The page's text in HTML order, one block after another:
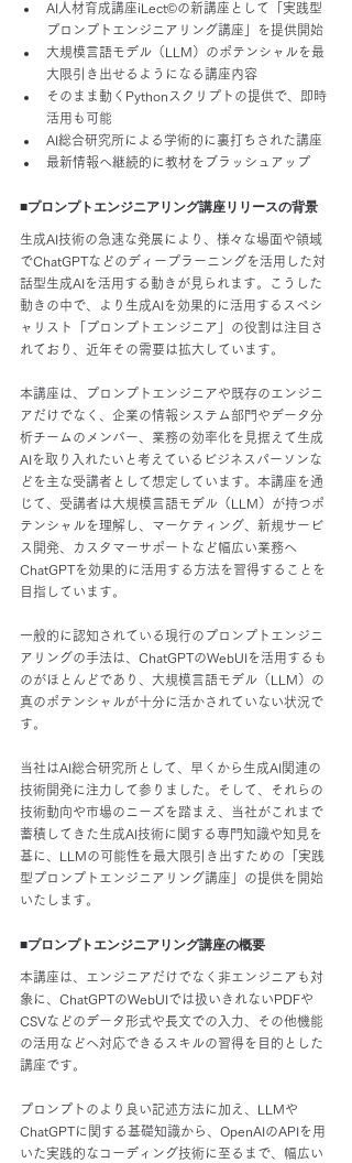
AI人材育成講座iLect©︎の新講座として「実践型
プロンプトエンジニアリング講座」を提供開始
大規模言語モデル（LLM）のポテンシャルを最
大限引き出せるようになる講座内容
そのまま動くPythonスクリプトの提供で、即時
活用も可能
AI総合研究所による学術的に裏打ちされた講座
最新情報へ継続的に教材をブラッシュアップ
■プロンプトエンジニアリング講座リリースの背景
生成AI技術の急速な発展により、様々な場面や領域
でChatGPTなどのディープラーニングを活用した対
話型生成AIを活用する動きが見られます。こうした
動きの中で、より生成AIを効果的に活用するスペシ
ャリスト「プロンプトエンジニア」の役割は注目さ
れており、近年その需要は拡大しています。
本講座は、プロンプトエンジニアや既存のエンジニ
アだけでなく、企業の情報システム部門やデータ分
析チームのメンバー、業務の効率化を見据えて生成
AIを取り入れたいと考えているビジネスパーソンな
どを主な受講者として想定しています。本講座を通
じて、受講者は大規模言語モデル（LLM）が持つポ
テンシャルを理解し、マーケティング、新規サービ
ス開発、カスタマーサポートなど幅広い業務へ
ChatGPTを効果的に活用する方法を習得することを
目指しています。
一般的に認知されている現行のプロンプトエンジニ
アリングの手法は、ChatGPTのWebUIを活用するも
のがほとんどであり、大規模言語モデル（LLM）の
真のポテンシャルが十分に活かされていない状況で
す。
当社はAI総合研究所として、早くから生成AI関連の
技術開発に注力して参りました。そして、それらの
技術動向や市場のニーズを踏まえ、当社がこれまで
蓄積してきた生成AI技術に関する専門知識や知見を
基に、LLMの可能性を最大限引き出すための「実践
型プロンプトエンジニアリング講座」の提供を開始
いたします。
■プロンプトエンジニアリング講座の概要
本講座は、エンジニアだけでなく非エンジニアも対
象に、ChatGPTのWebUIでは扱いきれないPDFや
CSVなどのデータ形式や長文での入力、その他機能
の活用などへ対応できるスキルの習得を目的とした
講座です。
プロンプトのより良い記述方法に加え、LLMや
ChatGPTに関する基礎知識から、OpenAIのAPIを用
いた実践的なコーディング技術に至るまで、幅広い